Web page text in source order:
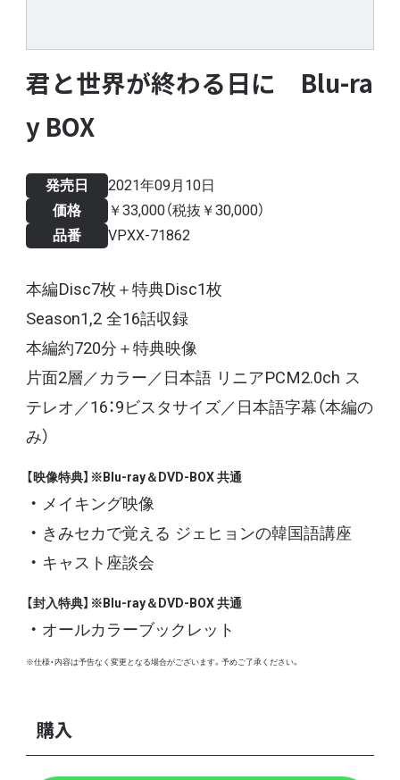
君と世界が終わる日に Blu-ra
y BOX
発売日
2021年09月10日
価格
￥33,000（税抜￥30,000）
品番
VPXX-71862
本編Disc7枚＋特典Disc1枚
Season1,2 全16話収録
本編約720分＋特典映像
片面2層／カラー／日本語 リニアPCM2.0ch ス
テレオ／16：9ビスタサイズ／日本語字幕（本編の
み）
【映像特典】※Blu-ray＆DVD-BOX 共通
メイキング映像
きみセカで覚える ジェヒョンの韓国語講座
キャスト座談会
【封入特典】※Blu-ray＆DVD-BOX 共通
オールカラーブックレット
※仕様・内容は予告なく変更となる場合がございます。予めご了承ください。
購入